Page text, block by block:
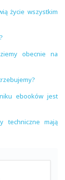
życie wszystkim
obecnie na
ebooków jest
techniczne mają